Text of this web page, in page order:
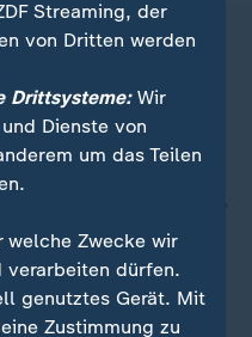
Streaming, der
von Dritten werden
Drittsysteme:Wir
Dienste von
um das Teilen
welche Zwecke wir
verarbeiten dürfen.
genutztes Gerät. Mit
Zustimmung zu